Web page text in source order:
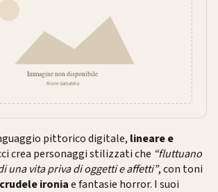
pittorico digitale, lineare e
crea personaggi stilizzati che “fluttuano
una vita priva di oggetti e affetti”, con toni
crudele ironiae fantasie horror. I suoi